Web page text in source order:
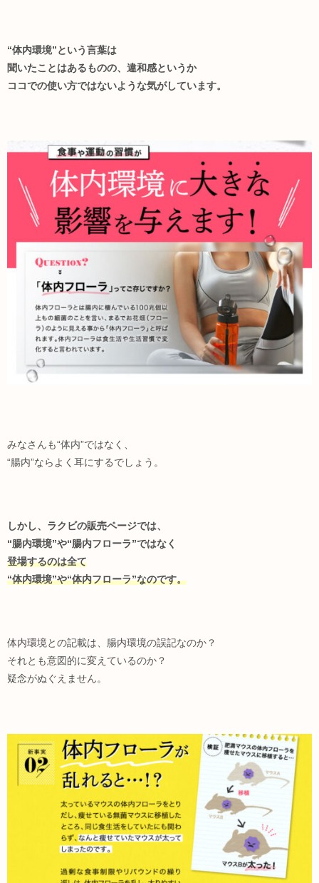
“体内環境”という言葉は
聞いたことはあるものの、違和感というか
ココでの使い方ではないような気がしています。
みなさんも“体内”ではなく、
“腸内”ならよく耳にするでしょう。
しかし、ラクビの販売ページでは、
“腸内環境”や“腸内フローラ”ではなく
登場するのは全て
“体内環境”や“体内フローラ”なのです。
体内環境との記載は、腸内環境の誤記なのか？
それとも意図的に変えているのか？
疑念がぬぐえません。